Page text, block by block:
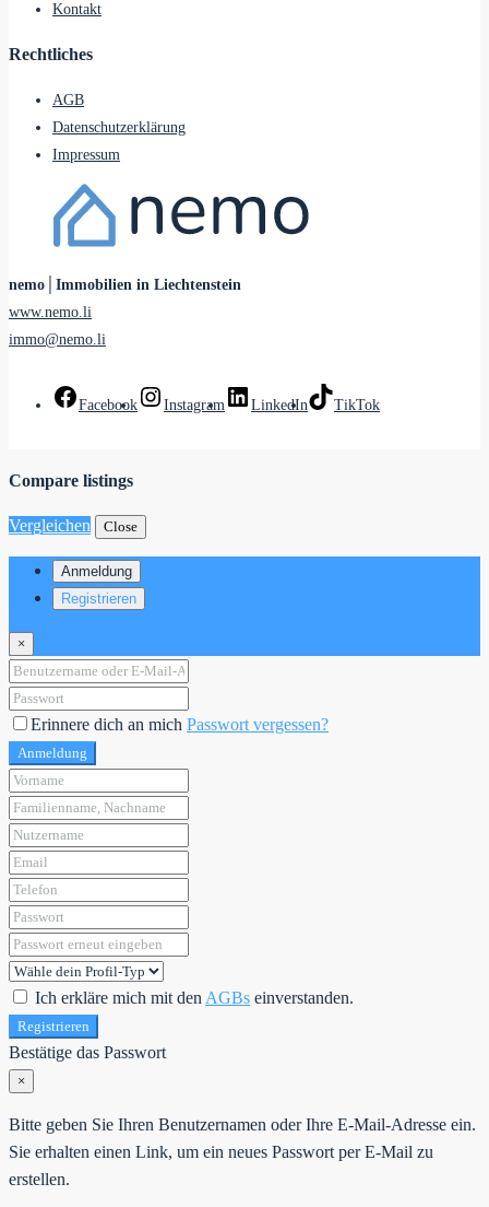
Kontakt
Rechtliches
AGB
Datenschutzerklärung
Impressum
nemo│Immobilien in Liechtenstein
www.nemo.li
immo@nemo.li
Facebook Instagram LinkedIn TikTok
Compare listings
Vergleichen Close
Anmeldung
Registrieren
×
Erinnere dich an mich Passwort vergessen?
Anmeldung
Ich erkläre mich mit den AGBs einverstanden.
Registrieren
Bestätige das Passwort
×
Bitte geben Sie Ihren Benutzernamen oder Ihre E-Mail-Adresse ein.
Sie erhalten einen Link, um ein neues Passwort per E-Mail zu
erstellen.